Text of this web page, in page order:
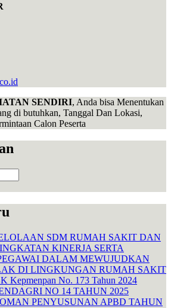
SENDIRI, Anda bisa Menentukan
di butuhkan, Tanggal Dan Lokasi,
Calon Peserta
SDM RUMAH SAKIT DAN
KINERJA SERTA
DALAM MEWUJUDKAN
DI LINGKUNGAN RUMAH SAKIT
Kepmenpan No. 173 Tahun 2024
NO 14 TAHUN 2025
PENYUSUNAN APBD TAHUN